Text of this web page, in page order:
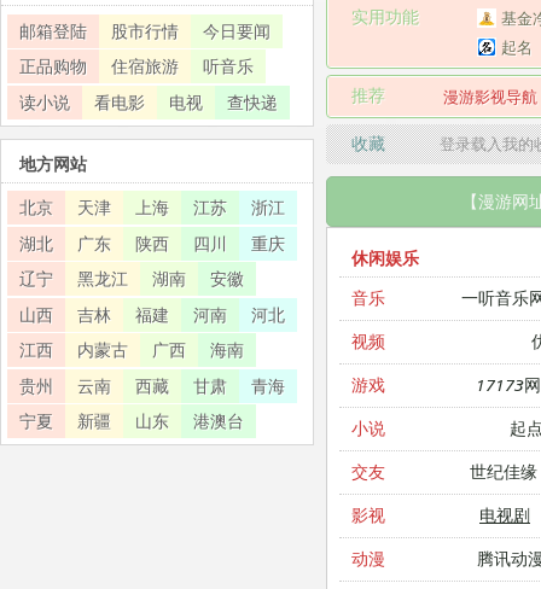
实用功能
基金
起名
推荐 漫游影视导航
收藏 登录载入我
【漫游网
休闲娱乐
音乐
一听音乐
视频
游戏 17173
小说 起
交友 世纪佳缘
影视 电视剧
动漫 腾讯动
邮箱登陆 股市行情
今日要闻
正品购物
住宿旅游
听音乐
读小说
看电影 电视 查快递
地方网站
北京 天津 上海 江苏
浙江
湖北
广东 陕西 四川
重庆
辽宁
黑龙江 湖南
安徽
山西
吉林 福建 河南
河北
江西
内蒙古 广西
海南
贵州
云南 西藏 甘肃
青海
宁夏
新疆 山东 港澳台